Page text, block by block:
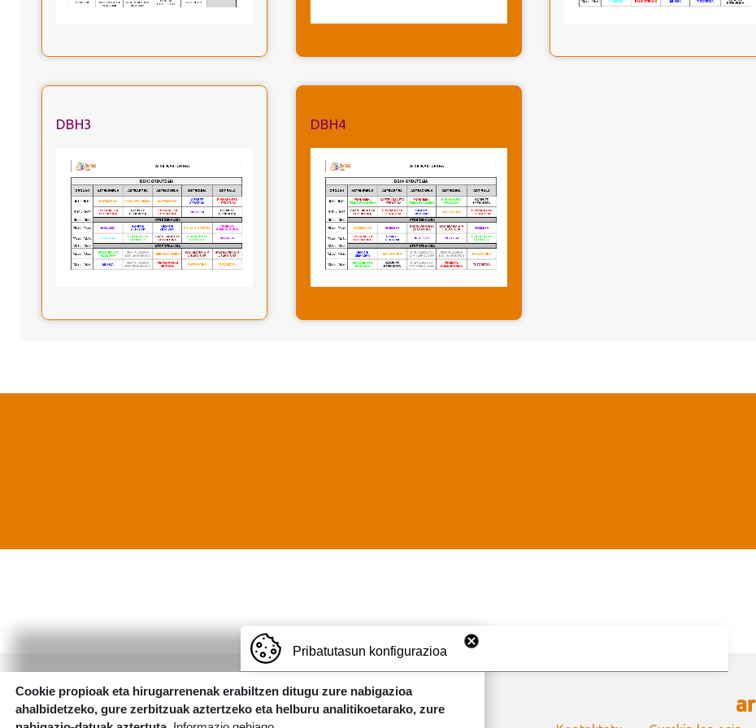
DBH3 DBH4
Irudia
Pribatutasun konfigurazioa
Cookie propioak eta hirugarrenenak erabiltzen ditugu zure nabigazioa
ahalbidetzeko, gure zerbitzuak aztertzeko eta helburu analitikoetarako, zure